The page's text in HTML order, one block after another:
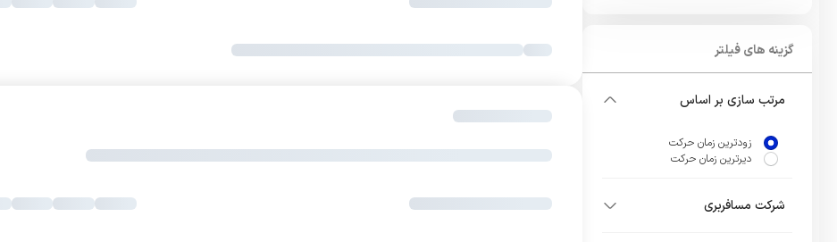
گزینه های فیلتر
مرتب سازی بر اساس
زودترین زمان حرکت
دیرترین زمان حرکت
شرکت مسافربری